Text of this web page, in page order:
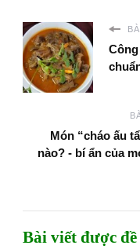
Món “cháo ấu
nào? - bí ẩn của
Bài viết được